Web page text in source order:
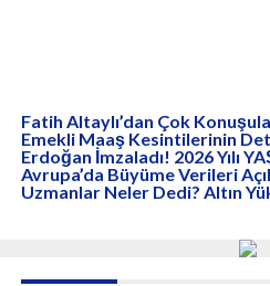
Fatih Altaylı’dan Çok
Emekli Maaş Kesintilerinin
Erdoğan İmzaladı! 2026 Yılı
Avrupa’da Büyüme Verileri
Uzmanlar Neler Dedi? Altın